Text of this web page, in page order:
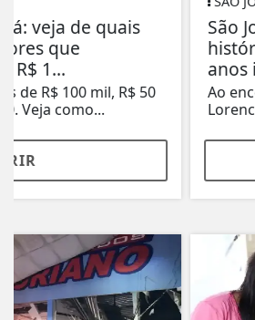
São Jorge D'Oeste
histórico no IDEB e
anos iniciais do...
Ao encerrar a entrevista, a
Lorencena fez questão de